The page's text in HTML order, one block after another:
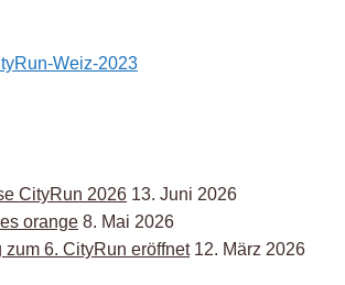
Weiz-2023
CityRun 2026 13. Juni 2026
orange 8. Mai 2026
zum 6. CityRun eröffnet 12. März 2026